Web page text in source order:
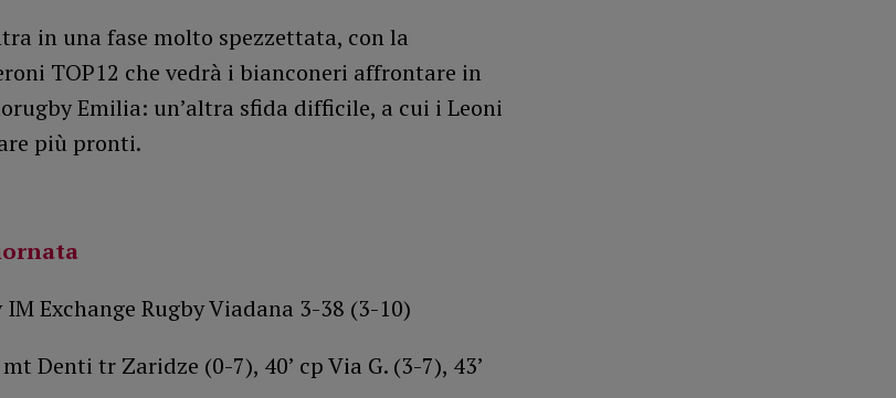
in una fase molto spezzettata, con la
TOP12 che vedrà i bianconeri affrontare in
Emilia: un’altra sfida difficile, a cui i Leoni
più pronti.
IM Exchange Rugby Viadana 3-38 (3-10)
mt Denti tr Zaridze (0-7), 40’ cp Via G. (3-7), 43’